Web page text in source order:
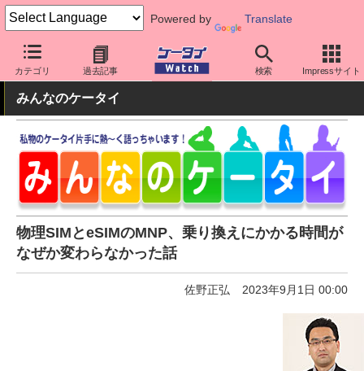
Powered by Translate
カテゴリ 過去記事 検索 Impressサイト
ケータイ Watch 格安スマホ/格安SIM 格安SIM/MVNO MNP
みんなのケータイ
物理SIMとeSIMのMNP、乗り換えにかかる時間が
なぜか変わらなかった話
佐野正弘 2023年9月1日 00:00